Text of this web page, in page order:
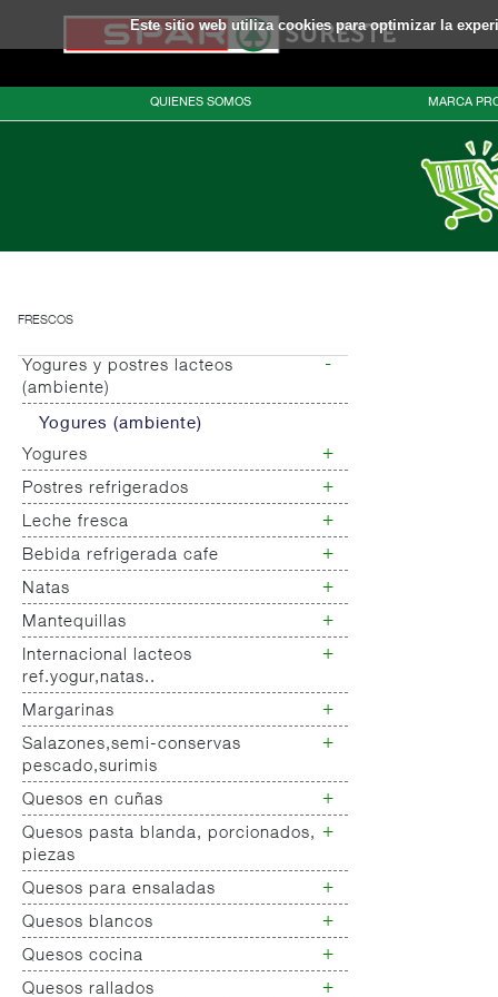
Este sitio web utiliza cookies para optimizar la
QUIENES SOMOS MARCA
FRESCOS
Yogures y postres lacteos
(ambiente)
-
Yogures (ambiente)
Yogures
+
Yogures
Yogur bifidus
Yogur salud
Postres refrigerados +
Postres refrigerados
Leche fresca +
Leche fresca
Bebida refrigerada cafe +
Bebida refrigerada cafe
Bebidas refrigeradas choco y
otras
Natas +
Natas
Mantequillas +
Mantequillas
Internacional lacteos
ref.yogur,natas..
+
Internacional natas mantequillas
Internacional yogur,postre,otros
lacteos
Margarinas +
Margarinas
Salazones,semi-conservas
pescado,surimis
+
Salazones
Bacalao-maruca
Bacalao desalado
Ahumados-aceite
Anchoa semi conserva
Caviar-sucedaneos
Surimis
Otros pescados maricos
Quesos en cuñas +
Quesos cuñas nacionales
Quesos cuñas internacional
Quesos pasta blanda, porcionados,
piezas
+
Queso pasta blanda
Quesos cabra pasta blanda
Cremas queso untar
Quesos para ensaladas +
Quesos ensaladas
Quesos blancos +
Quesos mozarellas
Queso fresco ultrafiltrado
Quesos cocina +
Queso cocina
Quesos rallados +